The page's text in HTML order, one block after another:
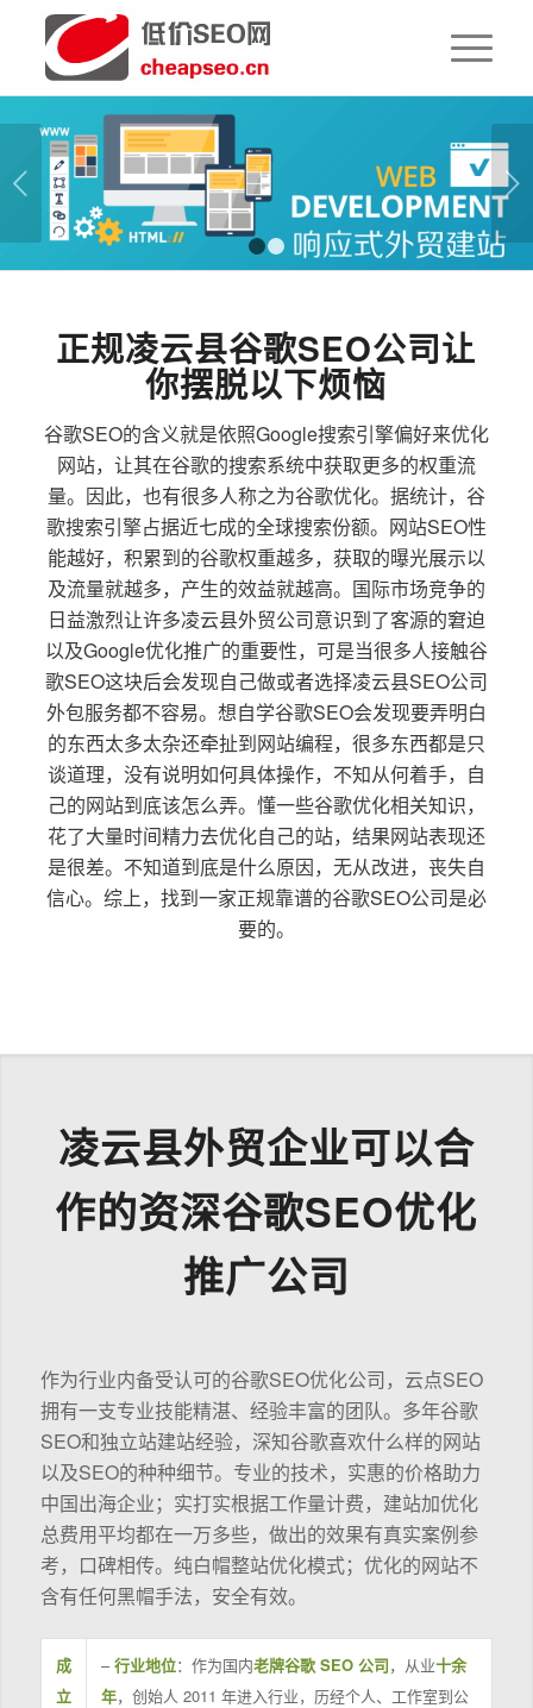
下一页
1 2
正规凌云县谷歌SEO公司让
你摆脱以下烦恼
谷歌SEO的含义就是依照Google搜索引擎偏好来优化
网站，让其在谷歌的搜索系统中获取更多的权重流
量。因此，也有很多人称之为谷歌优化。据统计，谷
歌搜索引擎占据近七成的全球搜索份额。网站SEO性
能越好，积累到的谷歌权重越多，获取的曝光展示以
及流量就越多，产生的效益就越高。国际市场竞争的
日益激烈让许多凌云县外贸公司意识到了客源的窘迫
以及Google优化推广的重要性，可是当很多人接触谷
歌SEO这块后会发现自己做或者选择凌云县SEO公司
外包服务都不容易。想自学谷歌SEO会发现要弄明白
的东西太多太杂还牵扯到网站编程，很多东西都是只
谈道理，没有说明如何具体操作，不知从何着手，自
己的网站到底该怎么弄。懂一些谷歌优化相关知识，
花了大量时间精力去优化自己的站，结果网站表现还
是很差。不知道到底是什么原因，无从改进，丧失自
信心。综上，找到一家正规靠谱的谷歌SEO公司是必
要的。
凌云县外贸企业可以合
作的资深谷歌SEO优化
推广公司
作为行业内备受认可的谷歌SEO优化公司，云点SEO
拥有一支专业技能精湛、经验丰富的团队。多年谷歌
SEO和独立站建站经验，深知谷歌喜欢什么样的网站
以及SEO的种种细节。专业的技术，实惠的价格助力
中国出海企业；实打实根据工作量计费，建站加优化
总费用平均都在一万多些，做出的效果有真实案例参
考，口碑相传。纯白帽整站优化模式；优化的网站不
含有任何黑帽手法，安全有效。
成
立
–行业地位：作为国内老牌谷歌 SEO 公司，从业十余
年，创始人 2011 年进入行业，历经个人、工作室到公